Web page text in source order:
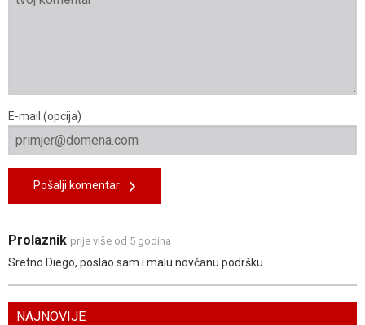
E-mail (opcija)
Pošalji komentar
Prolaznik prije više od 5 godina
Sretno Diego, poslao sam i malu novčanu podršku.
NAJNOVIJE